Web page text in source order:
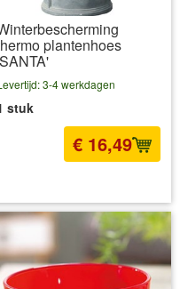
plantenhoes
3-4 werkdagen
stuk
€ 16,49